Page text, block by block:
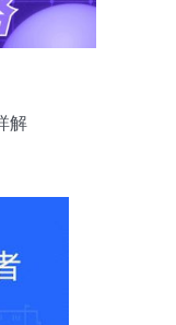
解